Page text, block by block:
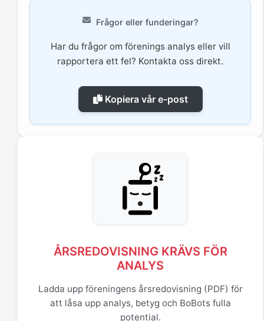
Frågor eller funderingar?
Har du frågor om förenings analys eller vill
rapportera ett fel? Kontakta oss direkt.
Kopiera vår e-post
ÅRSREDOVISNING KRÄVS FÖR
ANALYS
Ladda upp föreningens årsredovisning (PDF) för
att låsa upp analys, betyg och BoBots fulla
potential.